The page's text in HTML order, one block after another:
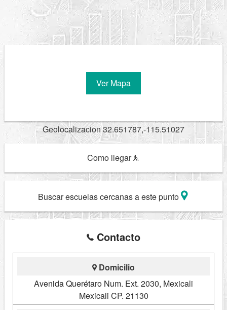
Ver Mapa
Geolocalizacion 32.651787,-115.51027
Como llegar
Buscar escuelas cercanas a este punto
Contacto
Domicilio
Avenida Querétaro Num. Ext. 2030, Mexicali
Mexicali CP. 21130